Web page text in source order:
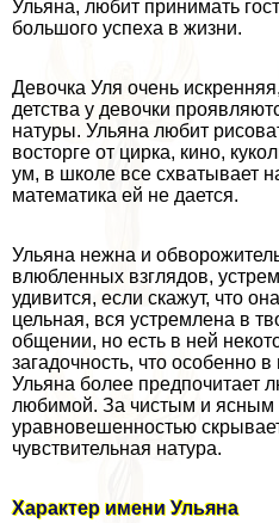
Ульяна, любит принимать
большого успеха в жизни.
Девочка Уля очень
детства у дeвoчки
натуры. Ульяна любит
восторге от цирка, кино,
ум, в школе все схватывает
математика ей не дается.
Ульяна нежна и
влюбленных взглядов,
удивится, если скажут, что
цельная, вся устремлена в
общении, но есть в ней
загадочность, что особенно
Ульяна более предпочитает
любимой. За чистым и ясным
уравновешенностью
чувствительная натура.
Хаpaктер имени Ульяна